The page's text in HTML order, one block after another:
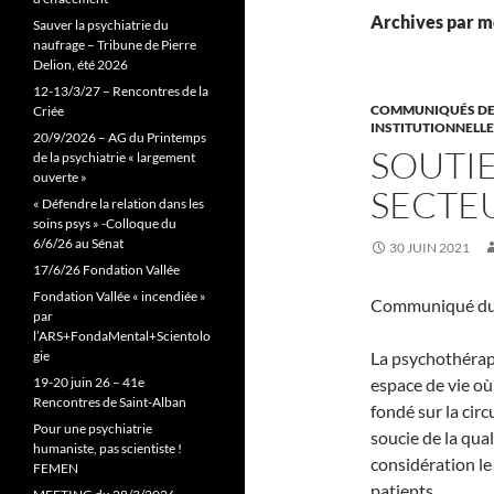
Archives par
COMMUNIQUÉS
INSTITUTIONNELLE
30 JUIN 2021
Communiqué
La
espace de vie
fondé sur la
soucie de la
considération le
Sauver la psychiatrie du
naufrage – Tribune de Pierre
Delion, été 2026
12-13/3/27 – Rencontres de la
Criée
20/9/2026 – AG du Printemps
de la psychiatrie « largement
ouverte »
« Défendre la relation dans les
soins psys » -Colloque du
6/6/26 au Sénat
17/6/26 Fondation Vallée
Fondation Vallée « incendiée »
par
l’ARS+FondaMental+Scientolo
gie
19-20 juin 26 – 41e
Rencontres de Saint-Alban
Pour une psychiatrie
humaniste, pas scientiste !
FEMEN